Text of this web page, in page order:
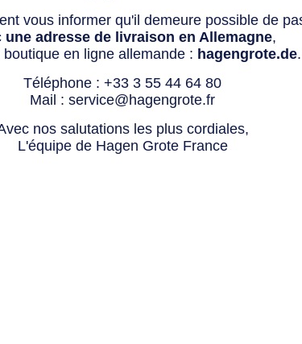
vous informer qu'il demeure possible de
une adresse de livraison en Allemagne,
en ligne allemande : hagengrote.de.
Téléphone : +33 3 55 44 64 80
Mail : service@hagengrote.fr
nos salutations les plus cordiales,
L'équipe de Hagen Grote France